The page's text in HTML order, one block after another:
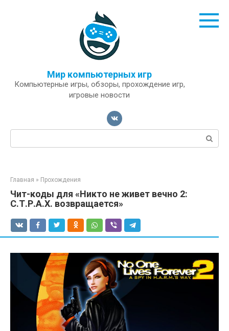
Мир компьютерных игр
Компьютерные игры, обзоры, прохождение игр,
игровые новости
Поиск:
Главная » Прохождения
Чит-коды для «Никто не живет вечно 2:
С.Т.Р.А.Х. возвращается»